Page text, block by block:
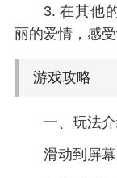
3. 在其他
丽的爱情，感
游戏攻略
一、玩法介
滑动到屏幕